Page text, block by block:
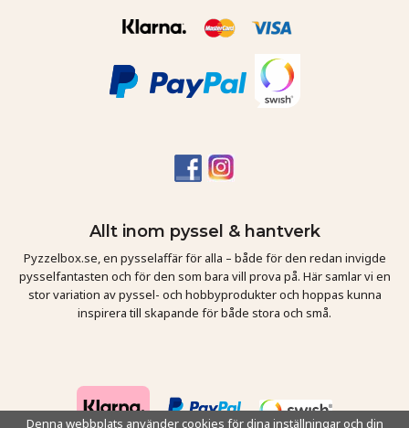
Allt inom pyssel & hantverk
Pyzzelbox.se, en pysselaffär för alla – både för den redan invigde
pysselfantasten och för den som bara vill prova på. Här samlar vi en
stor variation av pyssel- och hobbyprodukter och hoppas kunna
inspirera till skapande för både stora och små.
Denna webbplats använder cookies för dina inställningar och din